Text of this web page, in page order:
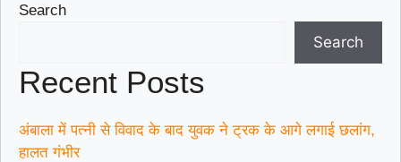
Search
Search
Recent Posts
अंबाला में पत्नी से विवाद के बाद युवक ने ट्रक के आगे लगाई छलांग,
हालत गंभीर